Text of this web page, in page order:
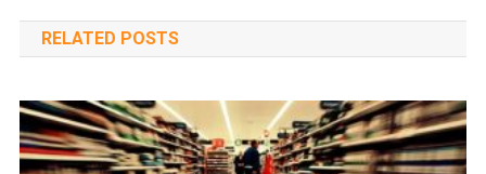
RELATED POSTS